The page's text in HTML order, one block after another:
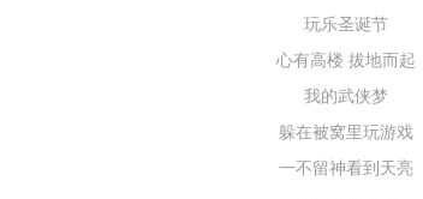
玩乐圣诞节
心有高楼 拔地而起
我的武侠梦
躲在被窝里玩游戏
一不留神看到天亮